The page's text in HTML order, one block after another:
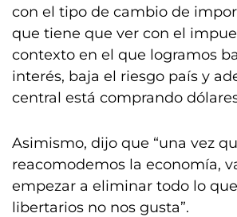
con el tipo de cambio de
que tiene que ver con el
contexto en el que logramos
interés, baja el riesgo país y
central está comprando
Asimismo, dijo que “una vez
reacomodemos la economía,
empezar a eliminar todo lo
libertarios no nos gusta”.